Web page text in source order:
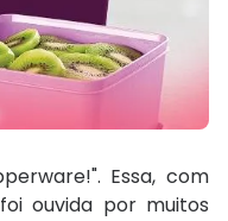
Essa, com
ouvida por muitos